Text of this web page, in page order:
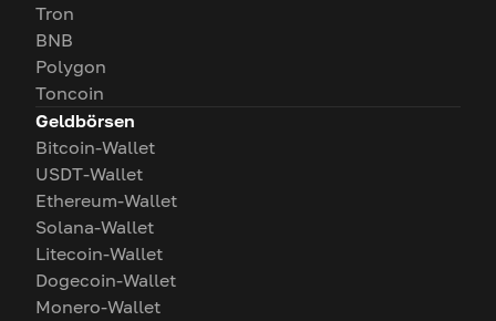
Tron
BNB
Polygon
Toncoin
Geldbörsen
Bitcoin-Wallet
USDT-Wallet
Ethereum-Wallet
Solana-Wallet
Litecoin-Wallet
Dogecoin-Wallet
Monero-Wallet